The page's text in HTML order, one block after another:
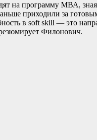
на программу МВА,
приходили за
в soft skill — это
Филонович.